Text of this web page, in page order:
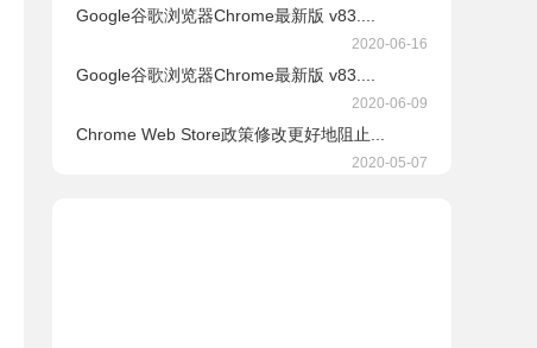
Google谷歌浏览器Chrome最新版 v83....
2020-06-16
Google谷歌浏览器Chrome最新版 v83....
2020-06-09
Chrome Web Store政策修改更好地阻止...
2020-05-07